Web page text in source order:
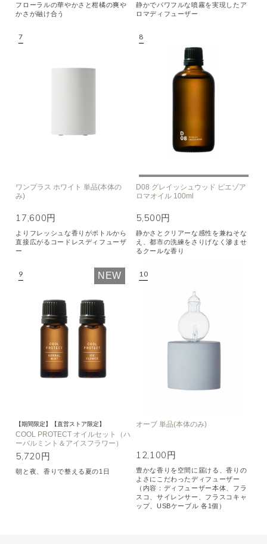
フローラルの華やかさと柑橘の爽や
かさが融け合う
静かでパワフルな噴霧を実現したア
ロマディフューザー
ワンプラス ホワイト 単品(本体の
み)
17,600円
よりフレッシュな香りがボトルから
直接広がるコードレスディフューザ
ー
D08 グレイッシュウッド ピエゾア
ロマオイル 100ml
5,500円
静かさとクリアーな感性を兼ねそな
え、都市の洗練をさりげなく滲ませ
るクールな香り
NEW
【期間限定】【直営ストア限定】
COOL PROTECT オイルセット（ハ
ーバルミント＆アイスフラワー）
5,720円
朝と夜、香りで整える夏の1日
オーブ 単品(本体のみ)
12,100円
豊かな香りを空間に届ける、香りの
よさにこだわったディフューザー
（内容：ディフューザー本体、フラ
スコ、サイレンサー、フラスコキャ
ップ、USBケーブル 各1個）